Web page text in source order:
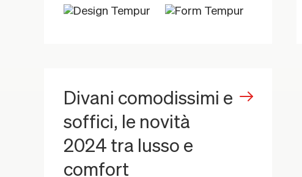
Divani comodissimi e
soffici, le novità
2024 tra lusso e
comfort